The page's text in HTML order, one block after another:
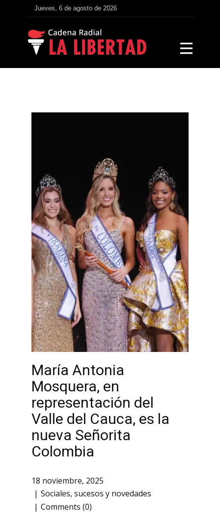
Jueves, 6 de agosto de 2026
María Antonia
Mosquera, en
representación del
Valle del Cauca, es la
nueva Señorita
Colombia
18 noviembre, 2025
Sociales, sucesos y novedades
Comments (0)